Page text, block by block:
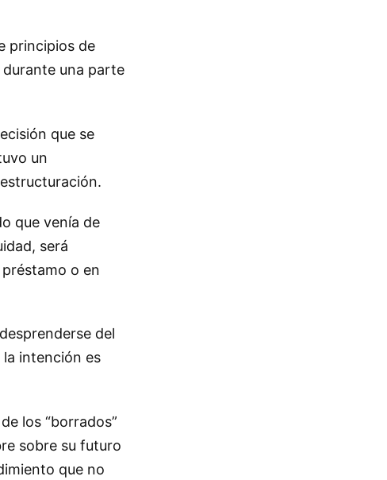
principios de
una parte
que se
un
que venía de
será
o en
del
intención es
los “borrados”
sobre su futuro
que no